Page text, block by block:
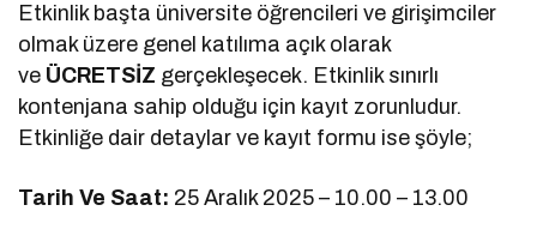
Etkinlik başta üniversite öğrencileri ve girişimciler
olmak üzere genel katılıma açık olarak
ve ÜCRETSİZ gerçekleşecek. Etkinlik sınırlı
kontenjana sahip olduğu için kayıt zorunludur.
Etkinliğe dair detaylar ve kayıt formu ise şöyle;
Tarih Ve Saat: 25 Aralık 2025 – 10.00 – 13.00